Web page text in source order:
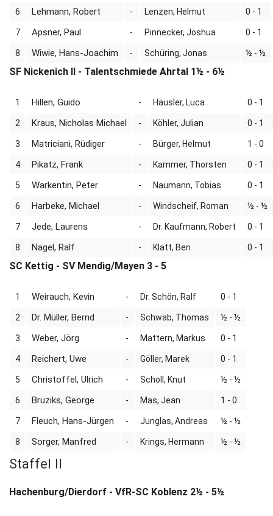
6 Lehmann, Robert - Lenzen, Helmut 0 - 1
7 Apsner, Paul - Pinnecker, Joshua 0 - 1
8 Wiwie, Hans-Joachim - Schüring, Jonas ½ - ½
SF Nickenich II - Talentschmiede Ahrtal 1½ - 6½
1 Hillen, Guido - Häusler, Luca 0 - 1
2 Kraus, Nicholas Michael - Köhler, Julian 0 - 1
3 Matriciani, Rüdiger - Bürger, Helmut 1 - 0
4 Pikatz, Frank - Kammer, Thorsten 0 - 1
5 Warkentin, Peter - Naumann, Tobias 0 - 1
6 Harbeke, Michael - Windscheif, Roman ½ - ½
7 Jede, Laurens - Dr. Kaufmann, Robert 0 - 1
8 Nagel, Ralf - Klatt, Ben 0 - 1
SC Kettig - SV Mendig/Mayen 3 - 5
1 Weirauch, Kevin - Dr. Schön, Ralf 0 - 1
2 Dr. Müller, Bernd - Schwab, Thomas ½ - ½
3 Weber, Jörg - Mattern, Markus 0 - 1
4 Reichert, Uwe - Göller, Marek 0 - 1
5 Christoffel, Ulrich - Scholl, Knut ½ - ½
6 Bruziks, George - Mas, Jean 1 - 0
7 Fleuch, Hans-Jürgen - Junglas, Andreas ½ - ½
8 Sorger, Manfred - Krings, Hermann ½ - ½
Staffel II
Hachenburg/Dierdorf - VfR-SC Koblenz 2½ - 5½